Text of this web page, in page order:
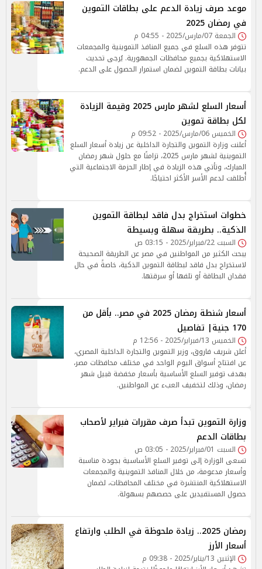
موعد صرف زيادة الدعم على بطاقات التموين
في رمضان 2025
الجمعة 07/مارس/2025 - 04:55 م
تتوفر هذه السلع في جميع المنافذ التموينية والمجمعات
الاستهلاكية بجميع محافظات الجمهورية. يُرجى تحديث
بيانات بطاقة التموين لضمان استمرار الحصول على الدعم.
أسعار السلع لشهر مارس 2025 وقيمة الزيادة
لكل بطاقة تموين
الخميس 06/مارس/2025 - 09:52 م
أعلنت وزارة التموين والتجارة الداخلية عن زيادة أسعار السلع
التموينية لشهر مارس 2025، تزامنًا مع حلول شهر رمضان
المبارك، وتأتي هذه الزيادة في إطار الحزمة الاجتماعية التي
أُطلقت لدعم الأسر الأكثر احتياجًا.
خطوات استخراج بدل فاقد لبطاقة التموين
الذكية.. بطريقة سهلة وبسيطة
السبت 22/فبراير/2025 - 03:15 ص
يبحث الكثير من المواطنين في مصر عن الطريقة الصحيحة
لاستخراج بدل فاقد لبطاقة التموين الذكية، خاصةً في حال
فقدان البطاقة أو تلفها أو سرقتها.
أسعار شنطة رمضان 2025 في مصر.. بأقل من
170 جنية| تفاصيل
الخميس 13/فبراير/2025 - 12:56 م
أعلن شريف فاروق، وزير التموين والتجارة الداخلية المصري،
عن افتتاح أسواق اليوم الواحد في مختلف محافظات مصر،
بهدف توفير السلع الأساسية بأسعار مخفضة قبيل شهر
رمضان، وذلك لتخفيف العبء عن المواطنين.
وزارة التموين تبدأ صرف مقررات فبراير لأصحاب
بطاقات الدعم
السبت 01/فبراير/2025 - 03:05 ص
تسعى الوزارة إلى توفير السلع الأساسية بجودة مناسبة
وأسعار مدعومة، من خلال المنافذ التموينية والمجمعات
الاستهلاكية المنتشرة في مختلف المحافظات، لضمان
حصول المستفيدين على حصصهم بسهولة.
رمضان 2025.. زيادة ملحوظة في الطلب وارتفاع
أسعار الأرز
الإثنين 13/يناير/2025 - 09:38 م